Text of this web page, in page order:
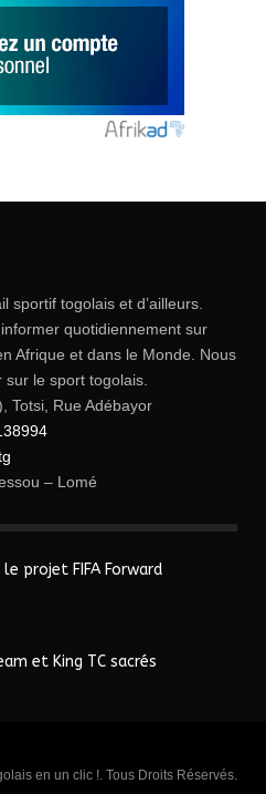
sportif togolais et d’ailleurs.
quotidiennement sur
Afrique et dans le Monde. Nous
sur le sport togolais.
Totsi, Rue Adébayor
– Lomé
projet FIFA Forward
et King TC sacrés
en un clic !. Tous Droits Réservés.